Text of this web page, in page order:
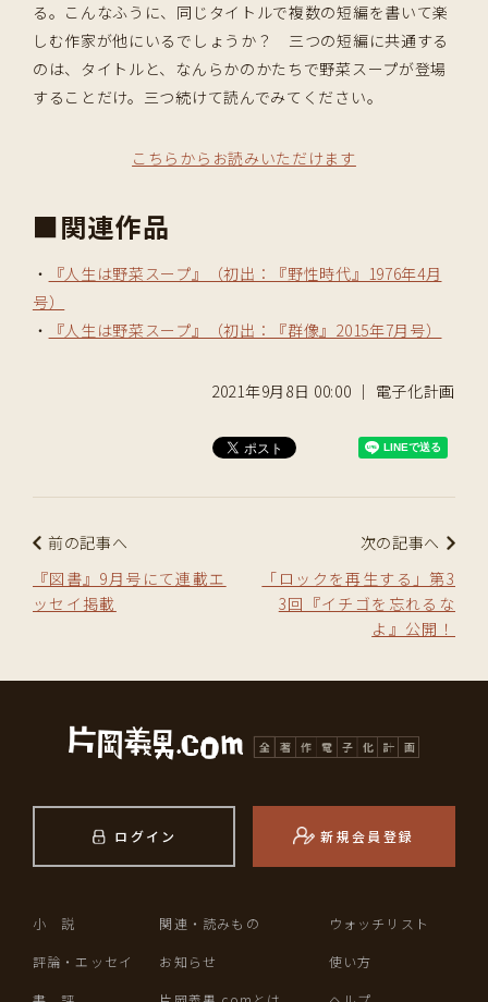
る。こんなふうに、同じタイトルで複数の短編を書いて楽
しむ作家が他にいるでしょうか？ 三つの短編に共通する
のは、タイトルと、なんらかのかたちで野菜スープが登場
することだけ。三つ続けて読んでみてください。
こちらからお読みいただけます
■関連作品
・
『人生は野菜スープ』（初出：『野性時代』1976年4月
号）
・
『人生は野菜スープ』（初出：『群像』2015年7月号）
2021年9月8日 00:00 ｜ 電子化計画
前の記事へ
『図書』9月号にて連載エ
ッセイ掲載
次の記事へ
「ロックを再生する」第3
3回『イチゴを忘れるな
よ』公開！
ログイン 新規会員登録
小 説
評論・エッセイ
関連・読みもの
お知らせ
ウォッチリスト
使い方